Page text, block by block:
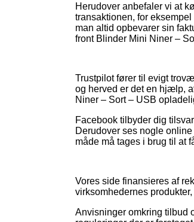
Herudover anbefaler vi at
transaktionen, for
man altid opbevarer sin
front Blinder Mini Niner –
Trustpilot fører til evigt
og herved er det en hjælp,
Niner – Sort – USB
Facebook tilbyder dig
Derudover ses nogle
måde må tages i brug til at
Vores side finansieres af
virksomhedernes
Anvisninger omkring tilbud